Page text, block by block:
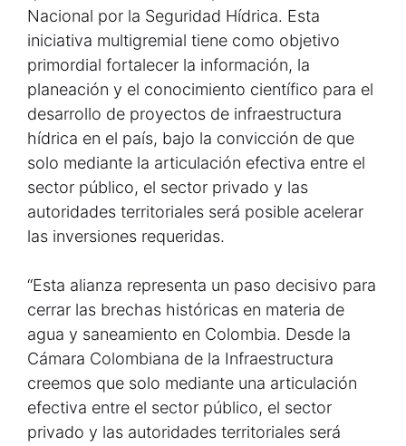
Nacional por la Seguridad Hídrica. Esta
iniciativa multigremial tiene como objetivo
primordial fortalecer la información, la
planeación y el conocimiento científico para el
desarrollo de proyectos de infraestructura
hídrica en el país, bajo la convicción de que
solo mediante la articulación efectiva entre el
sector público, el sector privado y las
autoridades territoriales será posible acelerar
las inversiones requeridas.
“Esta alianza representa un paso decisivo para
cerrar las brechas históricas en materia de
agua y saneamiento en Colombia. Desde la
Cámara Colombiana de la Infraestructura
creemos que solo mediante una articulación
efectiva entre el sector público, el sector
privado y las autoridades territoriales será